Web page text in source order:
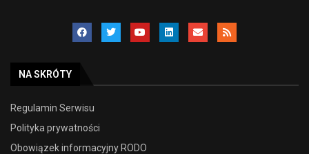
NA SKRÓTY
Regulamin Serwisu
Polityka prywatności
Obowiązek informacyjny RODO